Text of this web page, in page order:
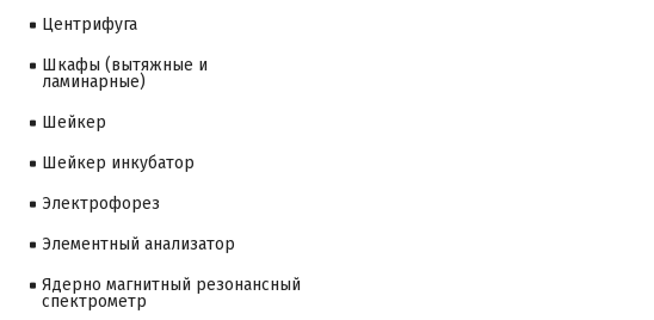
Центрифуга
Шкафы (вытяжные и
ламинарные)
Шейкер
Шейкер инкубатор
Электрофорез
Элементный анализатор
Ядерно магнитный резонансный
спектрометр